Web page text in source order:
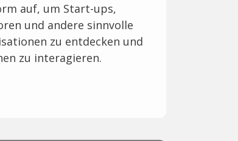
auf, um Start-ups,
und andere sinnvolle
zu entdecken und
zu interagieren.